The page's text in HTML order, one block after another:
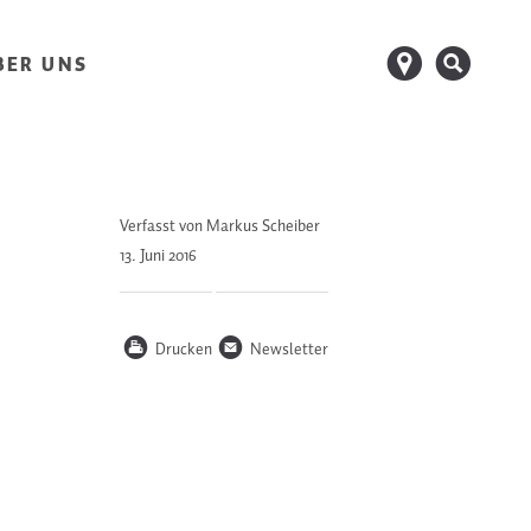
UNS d s
Verfasst von Markus Scheiber
13. Juni2016
P Drucken n Newsletter